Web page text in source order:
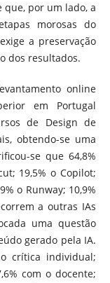
que, por um lado, a
morosas do
a preservação
dos resultados.
online
em Portugal
de Design de
obtendo-se uma
se que 64,8%
19,5% o Copilot;
o Runway; 10,9%
a outras IAs
uma questão
gerado pela IA.
crítica individual;
com o docente;